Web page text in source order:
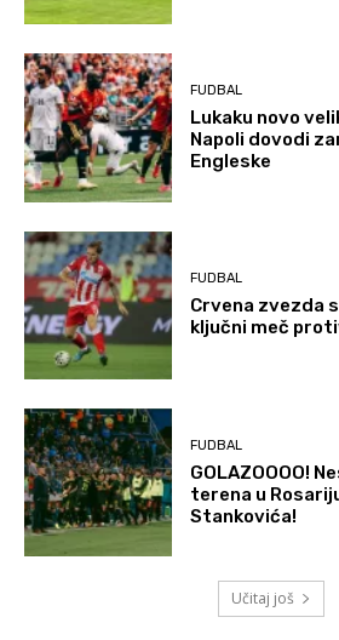
FUDBAL
Lukaku novo
Napoli dovodi
Engleske
FUDBAL
Crvena zvezda
ključni meč
FUDBAL
GOLAZOOOO!
terena u
Stankovića!
Učitaj još